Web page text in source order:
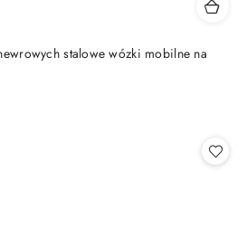
stalowe wózki mobilne na